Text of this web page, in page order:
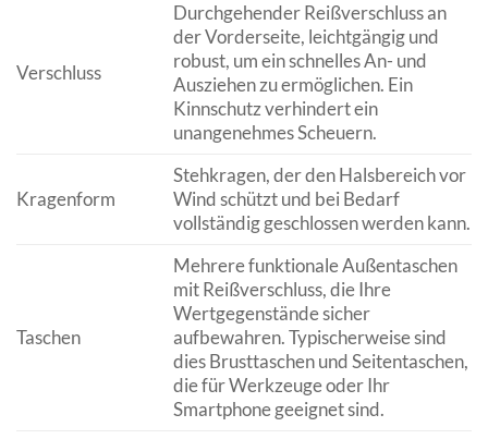
Verschluss
Durchgehender Reißverschluss an
der Vorderseite, leichtgängig und
robust, um ein schnelles An- und
Ausziehen zu ermöglichen. Ein
Kinnschutz verhindert ein
unangenehmes Scheuern.
Kragenform
Stehkragen, der den Halsbereich vor
Wind schützt und bei Bedarf
vollständig geschlossen werden kann.
Taschen
Mehrere funktionale Außentaschen
mit Reißverschluss, die Ihre
Wertgegenstände sicher
aufbewahren. Typischerweise sind
dies Brusttaschen und Seitentaschen,
die für Werkzeuge oder Ihr
Smartphone geeignet sind.